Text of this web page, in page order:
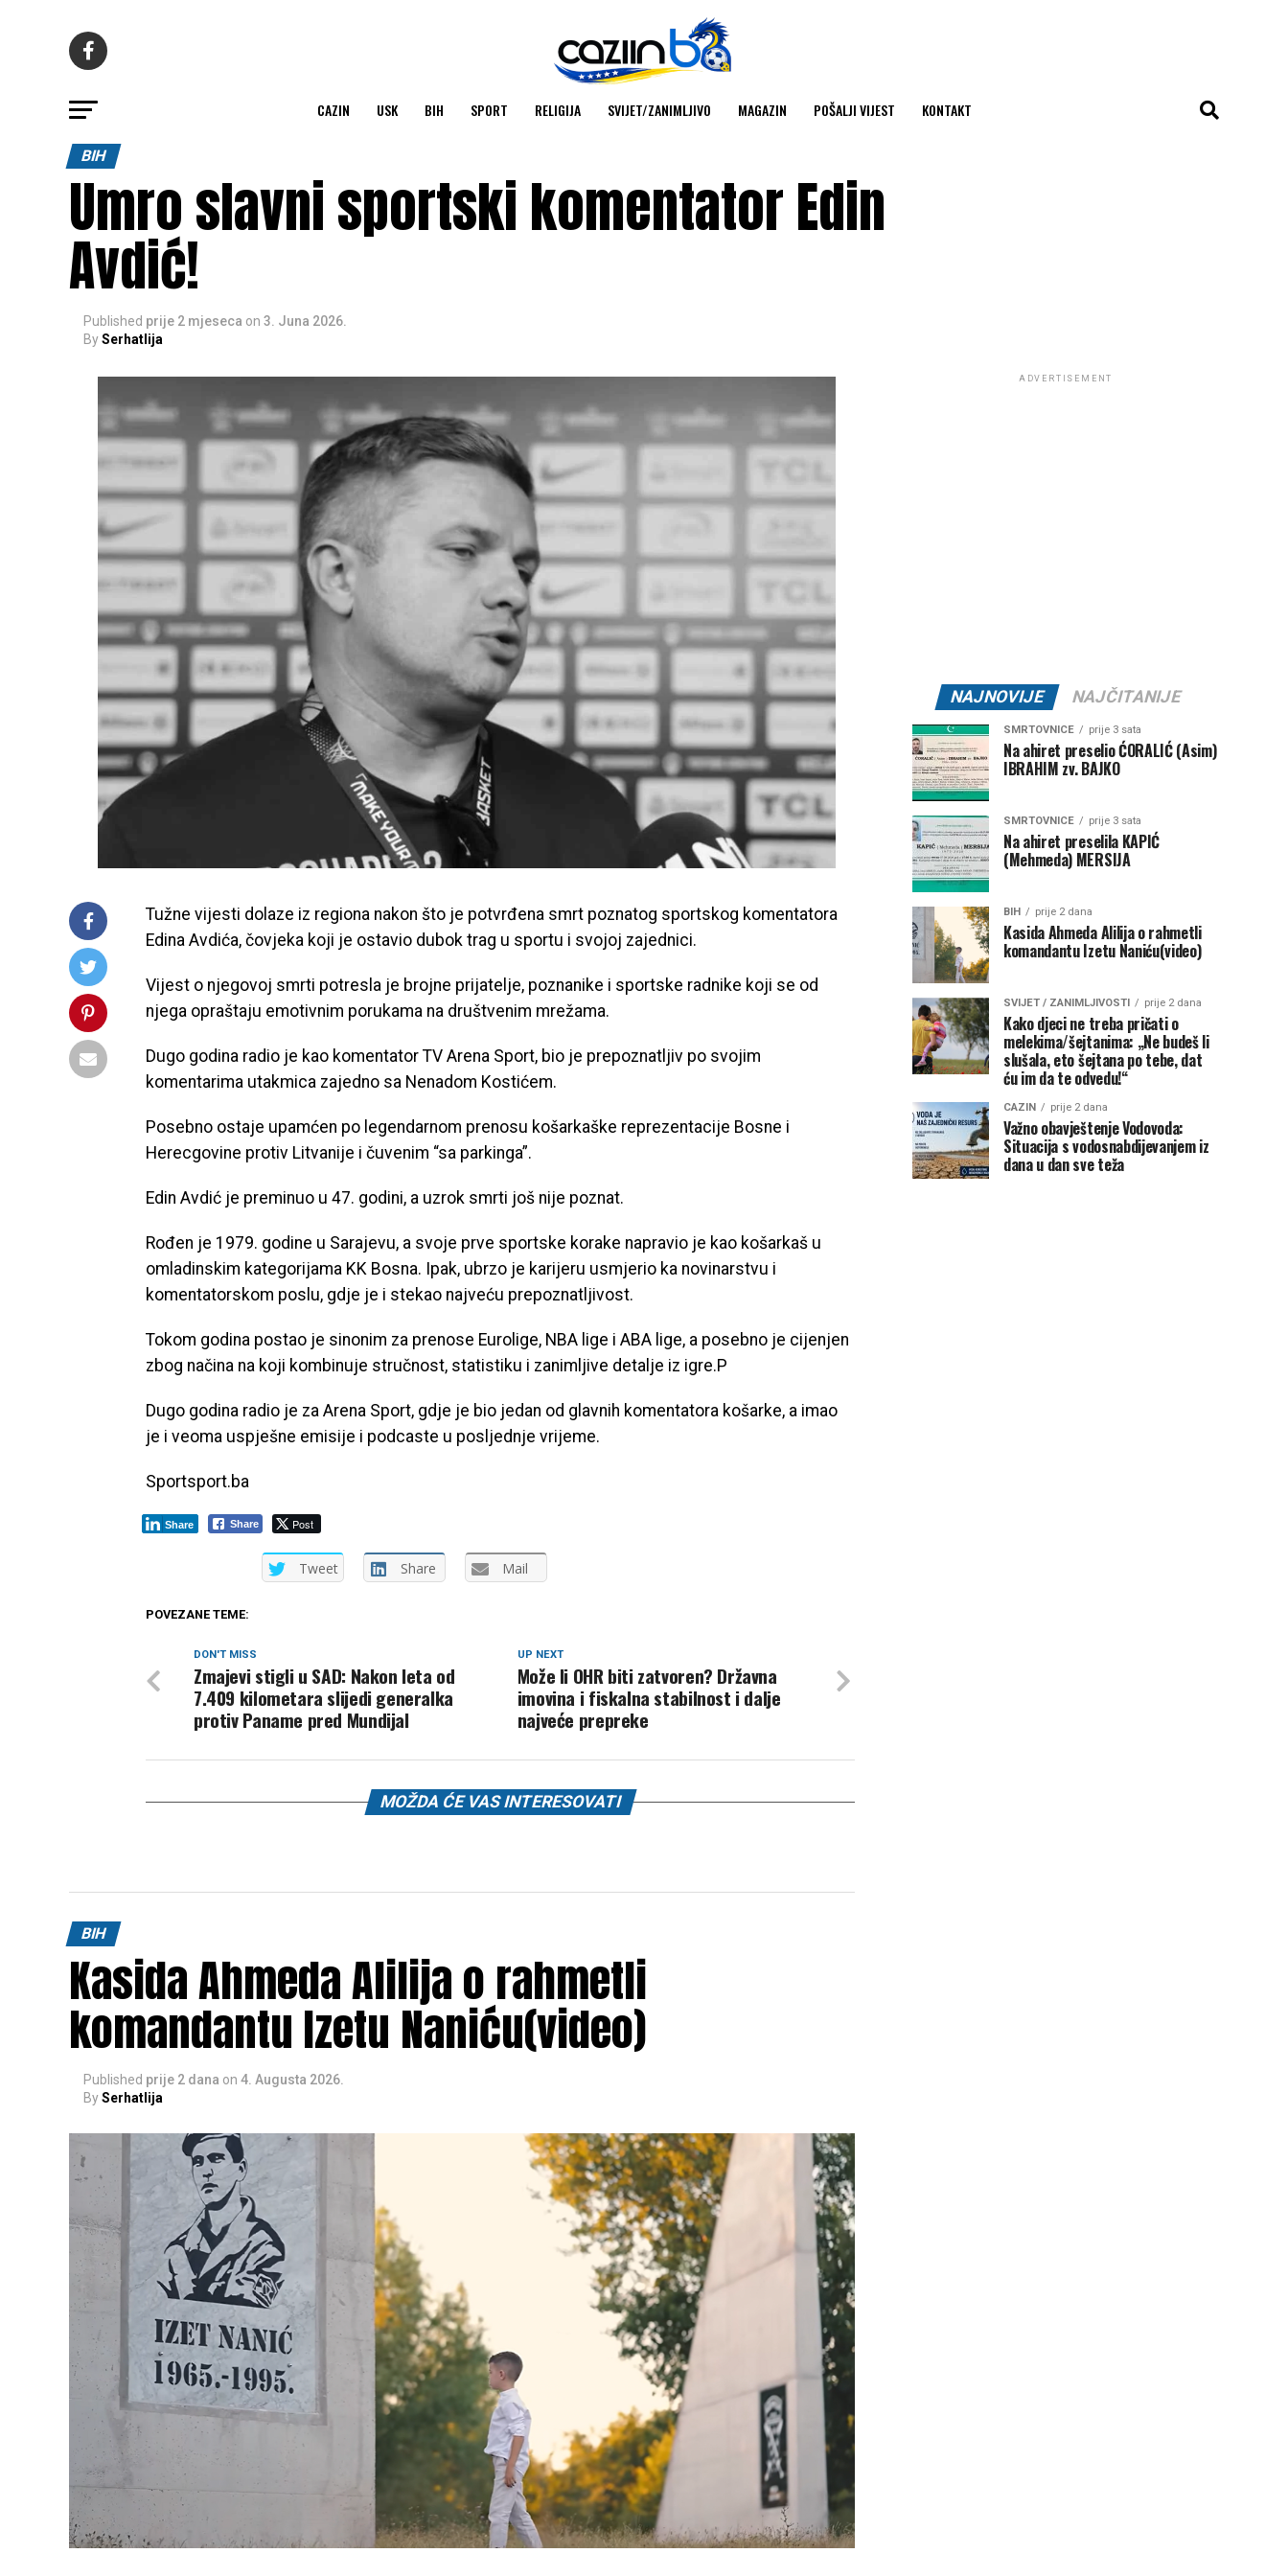
CAZIN USK BIH SPORT RELIGIJA SVIJET/ZANIMLJIVO MAGAZIN POŠALJI VIJEST KONTAKT
BIH
Umro slavni sportski komentator Edin
Avdić!
Published prije 2 mjeseca on 3. Juna 2026.
BySerhatlija
Tužne vijesti dolaze iz regiona nakon što je potvrđena smrt poznatog sportskog komentatora
Edina Avdića, čovjeka koji je ostavio dubok trag u sportu i svojoj zajednici.
Vijest o njegovoj smrti potresla je brojne prijatelje, poznanike i sportske radnike koji se od
njega opraštaju emotivnim porukama na društvenim mrežama.
Dugo godina radio je kao komentator TV Arena Sport, bio je prepoznatljiv po svojim
komentarima utakmica zajedno sa Nenadom Kostićem.
Posebno ostaje upamćen po legendarnom prenosu košarkaške reprezentacije Bosne i
Herecgovine protiv Litvanije i čuvenim “sa parkinga”.
Edin Avdić je preminuo u 47. godini, a uzrok smrti još nije poznat.
Rođen je 1979. godine u Sarajevu, a svoje prve sportske korake napravio je kao košarkaš u
omladinskim kategorijama KK Bosna. Ipak, ubrzo je karijeru usmjerio ka novinarstvu i
komentatorskom poslu, gdje je i stekao najveću prepoznatljivost.
Tokom godina postao je sinonim za prenose Eurolige, NBA lige i ABA lige, a posebno je cijenjen
zbog načina na koji kombinuje stručnost, statistiku i zanimljive detalje iz igre.P
Dugo godina radio je za Arena Sport, gdje je bio jedan od glavnih komentatora košarke, a imao
je i veoma uspješne emisije i podcaste u posljednje vrijeme.
Sportsport.ba
Share Post
Share
Tweet Share Mail
POVEZANE TEME:
UP NEXT
Može li OHR biti zatvoren? Državna
imovina i fiskalna stabilnost i dalje
najveće prepreke
DON'T MISS
Zmajevi stigli u SAD: Nakon leta od
7.409 kilometara slijedi generalka
protiv Paname pred Mundijal
MOŽDA ĆE VAS INTERESOVATI
BIH
Kasida Ahmeda Alilija o rahmetli
komandantu Izetu Naniću(video)
Published prije 2 dana on 4. Augusta 2026.
BySerhatlija
ADVERTISEMENT
NAJNOVIJE NAJČITANIJE
SMRTOVNICE prije 3 sata
Na ahiret preselio ĆORALIĆ (Asim)
IBRAHIM zv. BAJKO
SMRTOVNICE prije 3 sata
Na ahiret preselila KAPIĆ
(Mehmeda) MERSIJA
BIH prije 2 dana
Kasida Ahmeda Alilija o rahmetli
komandantu Izetu Naniću(video)
SVIJET / ZANIMLJIVOSTI prije 2 dana
Kako djeci ne treba pričati o
melekima/šejtanima: „Ne budeš li
slušala, eto šejtana po tebe, dat
ću im da te odvedu!“
CAZIN prije 2 dana
Važno obavještenje Vodovoda:
Situacija s vodosnabdijevanjem iz
dana u dan sve teža